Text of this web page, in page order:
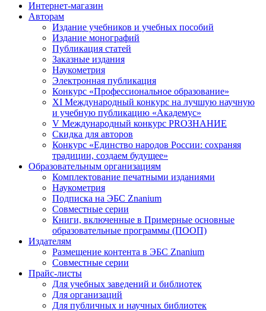
Интернет-магазин
Авторам
Издание учебников и учебных пособий
Издание монографий
Публикация статей
Заказные издания
Наукометрия
Электронная публикация
Конкурс «Профессиональное образование»
XI Международный конкурс на лучшую научную
и учебную публикацию «Академус»
V Международный конкурс PROЗНАНИЕ
Скидка для авторов
Конкурс «Единство народов России: сохраняя
традиции, создаем будущее»
Образовательным организациям
Комплектование печатными изданиями
Наукометрия
Подписка на ЭБС Znanium
Совместные серии
Книги, включенные в Примерные основные
образовательные программы (ПООП)
Издателям
Размещение контента в ЭБС Znanium
Совместные серии
Прайс-листы
Для учебных заведений и библиотек
Для организаций
Для публичных и научных библиотек